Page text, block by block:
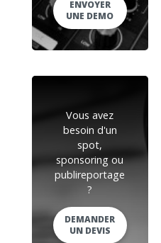
ENVOYER
UNE DEMO
Vous avez
besoin d'un
spot,
sponsoring ou
publireportage
?
DEMANDER
UN DEVIS